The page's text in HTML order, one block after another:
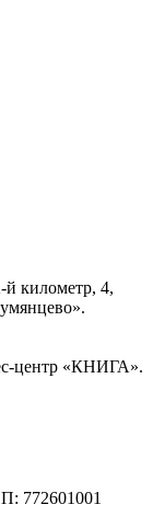
й километр, 4,
центр «КНИГА».
772601001